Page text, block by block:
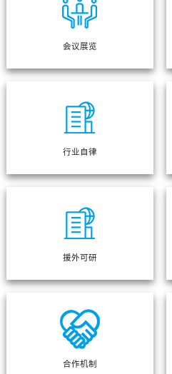
会议展览
行业自律
援外可研
合作机制